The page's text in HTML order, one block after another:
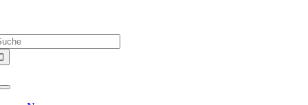
springen
Toggle
Navigation